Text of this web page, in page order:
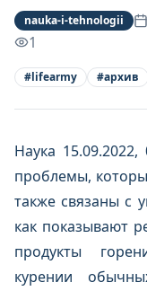
nauka-i-tehnologii
1
#lifearmy #архив
Наука
проблемы,
также связаны с
как показывают
продукты
курении